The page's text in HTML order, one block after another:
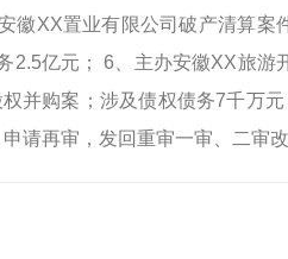
徽XX置业有限公司破产清算案
2.5亿元； 6、主办安徽XX旅游
并购案；涉及债权债务7千万
请再审，发回重审一审、二审改